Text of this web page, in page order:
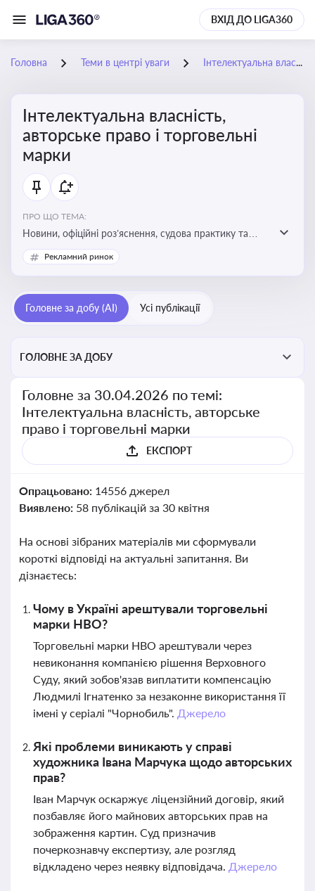
ВХІД ДО LIGA360
Головна Теми в центрі уваги Інтелектуальна власність, авторське право і торговельні марки
Інтелектуальна власність,
авторське право і торговельні
марки
ПРО ЩО ТЕМА:
Новини, офіційні роз’яснення, судова практику та
експертні матеріали, що стосуються авторського
права, реєстрації та захисту торговельних марок,
власності, а також змін у законодавстві у цій сфері
Рекламний ринок
Головне за добу (AI) Усі публікації
ГОЛОВНЕ ЗА ДОБУ
Головне за 30.04.2026 по темі:
Інтелектуальна власність, авторське
право і торговельні марки
ЕКСПОРТ
Опрацьовано: 14556 джерел
Виявлено: 58 публікацій за 30 квітня
На основі зібраних матеріалів ми сформували
короткі відповіді на актуальні запитання. Ви
дізнаєтесь:
Чому в Україні арештували торговельні
марки HBO?
Торговельні марки HBO арештували через
невиконання компанією рішення Верховного
Суду, який зобов'язав виплатити компенсацію
Людмилі Ігнатенко за незаконне використання її
імені у серіалі "Чорнобиль". Джерело
Які проблеми виникають у справі
художника Івана Марчука щодо авторських
прав?
Іван Марчук оскаржує ліцензійний договір, який
позбавляє його майнових авторських прав на
зображення картин. Суд призначив
почеркознавчу експертизу, але розгляд
відкладено через неявку відповідача. Джерело